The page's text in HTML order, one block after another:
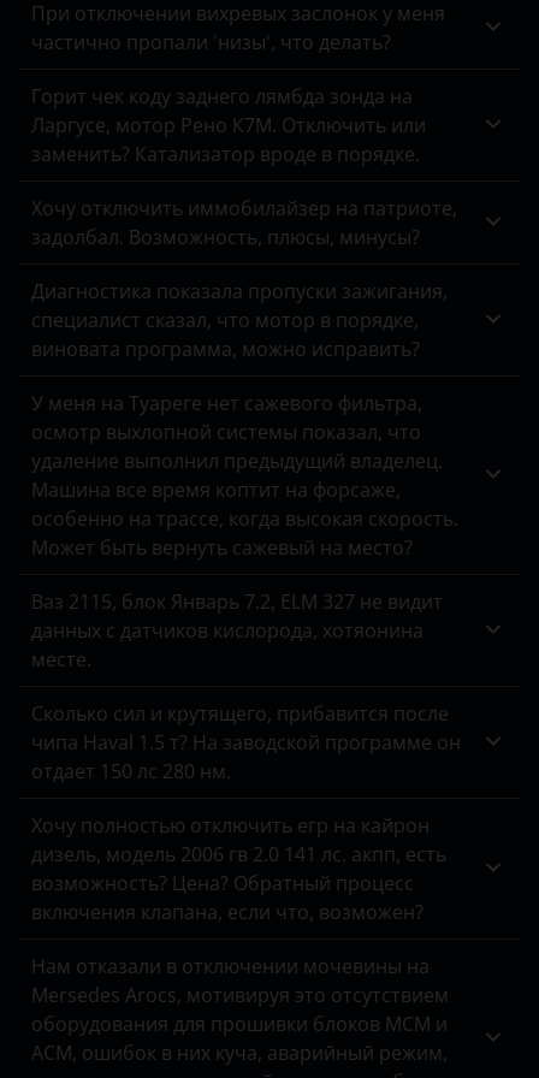
Tank
Volkswagen
Volvo
Vortex
Zotye
ZX
ВАЗ (LADA)
ГАЗ
ЗАЗ
УАЗ
Fiat
Foton
Geely
Great Wall
Hawtai
Honda
Hummer
Hyundai
Infiniti
Isuzu
Iveco
JAC
Jeep
Kaiyi
Land Rover
Lexus
Tiggo 2
Tiggo 4
Tiggo 5
Tiggo 7
Tiggo 7 PRO 1.5
Tiggo 7 PRO MAX 1.6T
Tiggo 8
Tiggo 8 PRO MAX
Very
При отключении вихревых заслонок у меня
частично пропали 'низы', что делать?
Горит чек коду заднего лямбда зонда на
Ларгусе, мотор Рено К7М. Отключить или
заменить? Катализатор вроде в порядке.
Хочу отключить иммобилайзер на патриоте,
задолбал. Возможность, плюсы, минусы?
Диагностика показала пропуски зажигания,
специалист сказал, что мотор в порядке,
виновата программа, можно исправить?
У меня на Туареге нет сажевого фильтра,
осмотр выхлопной системы показал, что
удаление выполнил предыдущий владелец.
Машина все время коптит на форсаже,
особенно на трассе, когда высокая скорость.
Может быть вернуть сажевый на место?
Ваз 2115, блок Январь 7.2, ELM 327 не видит
данных с датчиков кислорода, хотяонина
месте.
Сколько сил и крутящего, прибавится после
чипа Haval 1.5 т? На заводской программе он
отдает 150 лс 280 нм.
Хочу полностью отключить егр на кайрон
дизель, модель 2006 гв 2.0 141 лс. акпп, есть
возможность? Цена? Обратный процесс
включения клапана, если что, возможен?
Нам отказали в отключении мочевины на
Mersedes Arocs, мотивируя это отсутствием
оборудования для прошивки блоков MCM и
ACM, ошибок в них куча, аварийный режим,